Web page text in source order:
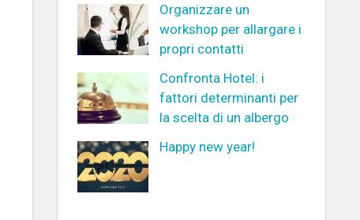
Organizzare un
workshop per allargare i
propri contatti
Confronta Hotel: i
fattori determinanti per
la scelta di un albergo
Happy new year!